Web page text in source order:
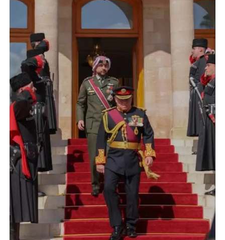
النواب يقر مشروع تعديل قانون الملكية العقارية
القاضي يلتقي رؤساء تحرير الصحف اليومية ويؤكد حرص مجلس النواب
على شراكة فاعلة مع الإعلام
دعوة المكلفين بخدمة العلم (الدفعة الثالثة) إلى مراجعة منصة خدمة
العلم
الملك يلتقي مجموعة من رفاق السلاح
الملك يتلقى اتصالا هاتفيا من العاهل البحريني
القاضي محمود أحمد فريحات.. مبارك ومزيدا من التوفيق